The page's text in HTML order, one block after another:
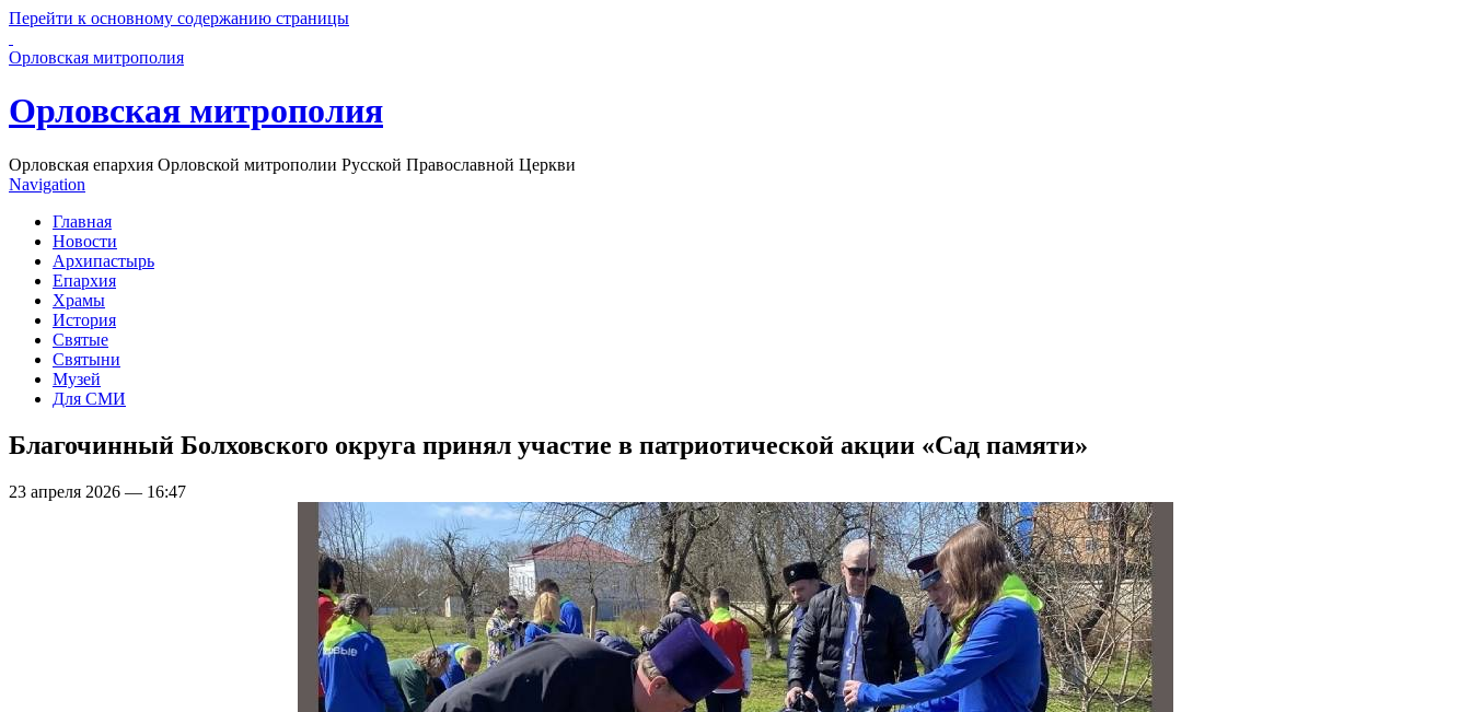
Перейти к основному содержанию страницы
Орловская митрополия
Орловская митрополия
Орловская епархия Орловской митрополии Русской Православной Церкви
Navigation
Главная
Новости
Архипастырь
Епархия
Храмы
История
Святые
Святыни
Музей
Для СМИ
Благочинный Болховского округа принял участие в патриотической акции «Сад памяти»
23 апреля 2026 — 16:47